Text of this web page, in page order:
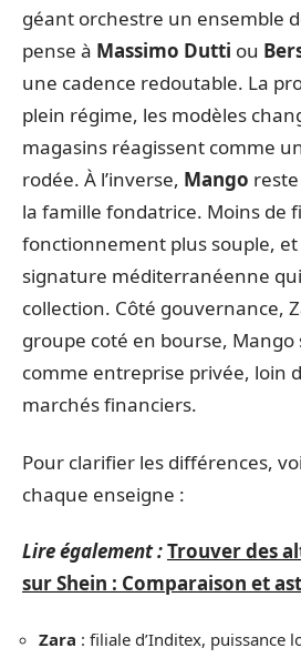
géant orchestre un ensemble
pense à Massimo Dutti ou
une cadence redoutable. La
plein régime, les modèles
magasins réagissent comme
rodée. À l’inverse, Mango
la famille fondatrice. Moins de
fonctionnement plus souple,
signature méditerranéenne
collection. Côté gouvernance,
groupe coté en bourse,
comme entreprise privée, loin
marchés financiers.
Pour clarifier les différences,
chaque enseigne :
Lire également :Trouver des
sur Shein : Comparaison et
Zara : filiale d’Inditex, puissance